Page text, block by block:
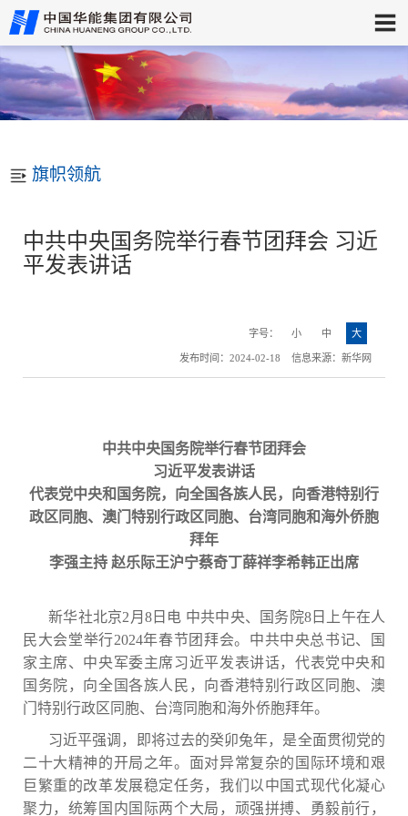
旗帜领航
中共中央国务院举行春节团拜会 习近
平发表讲话
字号： 小 中 大
发布时间：2024-02-18 信息来源：新华网
中共中央国务院举行春节团拜会
习近平发表讲话
代表党中央和国务院，向全国各族人民，向香港特别行
政区同胞、澳门特别行政区同胞、台湾同胞和海外侨胞
拜年
李强主持 赵乐际王沪宁蔡奇丁薛祥李希韩正出席
新华社北京2月8日电 中共中央、国务院8日上午在人
民大会堂举行2024年春节团拜会。中共中央总书记、国
家主席、中央军委主席习近平发表讲话，代表党中央和
国务院，向全国各族人民，向香港特别行政区同胞、澳
门特别行政区同胞、台湾同胞和海外侨胞拜年。
习近平强调，即将过去的癸卯兔年，是全面贯彻党的
二十大精神的开局之年。面对异常复杂的国际环境和艰
巨繁重的改革发展稳定任务，我们以中国式现代化凝心
聚力，统筹国内国际两个大局，顽强拼搏、勇毅前行，